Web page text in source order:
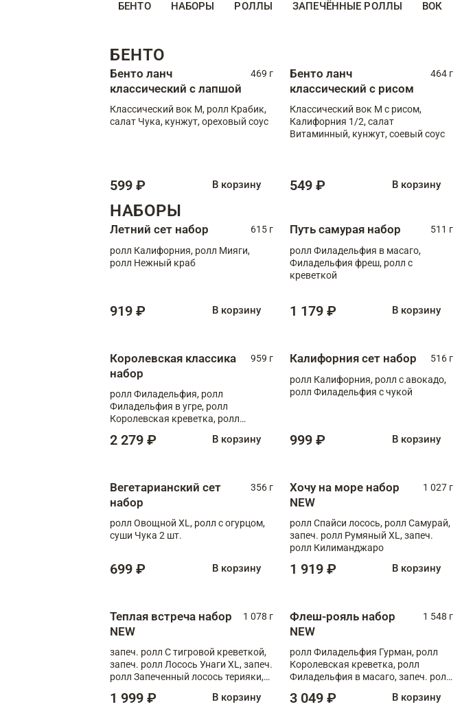
БЕНТО НАБОРЫ РОЛЛЫ ЗАПЕЧЁННЫЕ РОЛЛЫ ВОК
БЕНТО
Бенто ланч
классический с лапшой
469 г
Классический вок М, ролл Крабик,
салат Чука, кунжут, ореховый соус
599 ₽ В корзину
Бенто ланч
классический с рисом
464 г
Классический вок М с рисом,
Калифорния 1/2, салат
Витаминный, кунжут, соевый соус
549 ₽ В корзину
НАБОРЫ
Летний сет набор
615 г
ролл Калифорния, ролл Мияги,
ролл Нежный краб
919 ₽ В корзину
Путь самурая набор
511 г
ролл Филадельфия в масаго,
Филадельфия фреш, ролл с
креветкой
1 179 ₽ В корзину
Королевская классика
набор
959 г
ролл Филадельфия, ролл
Филадельфия в угре, ролл
Королевская креветка, ролл
2 279 ₽ В корзину
Калифорния сет набор
516 г
ролл Калифорния, ролл с авокадо,
ролл Филадельфия с чукой
999 ₽ В корзину
Вегетарианский сет
набор
356 г
ролл Овощной XL, ролл с огурцом,
суши Чука 2 шт.
699 ₽ В корзину
Хочу на море набор
NEW
1 027 г
ролл Спайси лосось, ролл Самурай,
запеч. ролл Румяный XL, запеч.
ролл Килиманджаро
1 919 ₽ В корзину
Теплая встреча набор
NEW
1 078 г
запеч. ролл С тигровой креветкой,
запеч. ролл Лосось Унаги XL, запеч.
ролл Запеченный лосось терияки,
1 999 ₽ В корзину
Флеш-рояль набор
NEW
1 548 г
ролл Филадельфия Гурман, ролл
Королевская креветка, ролл
Филадельфия в масаго, запеч. ролл
Тигровая креветка с моцареллой,
3 049 ₽ В корзину